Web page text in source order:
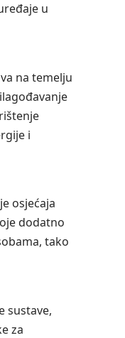
u
na temelju
i
osjećaja
dodatno
tako
sustave,
za